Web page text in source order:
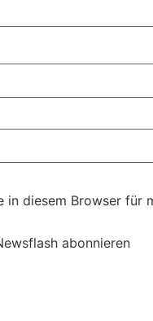
in diesem Browser für
abonnieren